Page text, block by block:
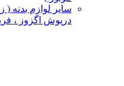
سایر لوازم بدنه (
درپوش اگزوز ،